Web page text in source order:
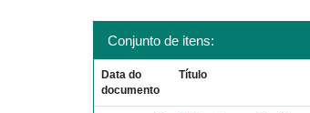
Conjunto de itens:
Data do
documento
Título